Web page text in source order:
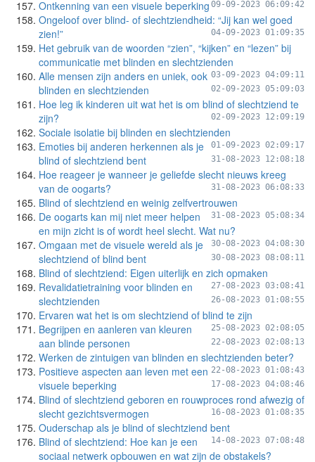
Ontkenning van een visuele beperking 09-09-2023 06:09:42
Ongeloof over blind- of slechtziendheid: “Jij kan wel goed
zien!”
04-09-2023 01:09:35
Het gebruik van de woorden “zien”, “kijken” en “lezen” bij
communicatie met blinden en slechtzienden
03-09-2023 04:09:11
Alle mensen zijn anders en uniek, ook
blinden en slechtzienden
02-09-2023 05:09:03
Hoe leg ik kinderen uit wat het is om blind of slechtziend te
zijn?
02-09-2023 12:09:19
Sociale isolatie bij blinden en slechtzienden
01-09-2023 02:09:17
Emoties bij anderen herkennen als je
blind of slechtziend bent
31-08-2023 12:08:18
Hoe reageer je wanneer je geliefde slecht nieuws kreeg
van de oogarts?
31-08-2023 06:08:33
Blind of slechtziend en weinig zelfvertrouwen
31-08-2023 05:08:34
De oogarts kan mij niet meer helpen
en mijn zicht is of wordt heel slecht. Wat nu?
30-08-2023 04:08:30
Omgaan met de visuele wereld als je
slechtziend of blind bent
30-08-2023 08:08:11
Blind of slechtziend: Eigen uiterlijk en zich opmaken
27-08-2023 03:08:41
Revalidatietraining voor blinden en
slechtzienden
26-08-2023 01:08:55
Ervaren wat het is om slechtziend of blind te zijn
25-08-2023 02:08:05
Begrijpen en aanleren van kleuren
aan blinde personen
22-08-2023 02:08:13
Werken de zintuigen van blinden en slechtzienden beter?
22-08-2023 01:08:43
Positieve aspecten aan leven met een
visuele beperking
17-08-2023 04:08:46
Blind of slechtziend geboren en rouwproces rond afwezig of
slecht gezichtsvermogen
16-08-2023 01:08:35
Ouderschap als je blind of slechtziend bent
14-08-2023 07:08:48
Blind of slechtziend: Hoe kan je een
sociaal netwerk opbouwen en wat zijn de obstakels?